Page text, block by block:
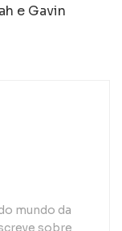
e Gavin
mundo da
sobre